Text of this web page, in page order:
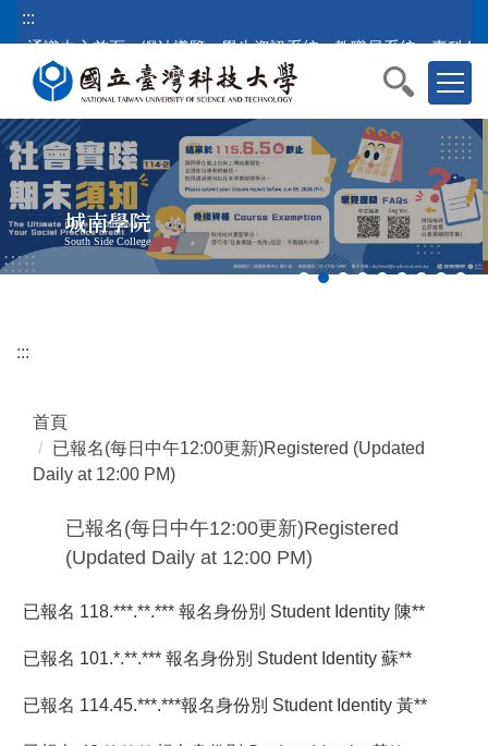
跳
到
內
容
區
塊
:::
通識中心首頁
網站導覽 學生資訊系統 教職員系統 臺科公
城南學院
South Side College
:::
首頁
已報名(每日中午12:00更新)Registered (Updated
Daily at 12:00 PM)
已報名(每日中午12:00更新)Registered
(Updated Daily at 12:00 PM)
已報名 118.***.**.*** 報名身份別 Student Identity 陳**
已報名 101.*.**.*** 報名身份別 Student Identity 蘇**
已報名 114.45.***.***報名身份別 Student Identity 黃**